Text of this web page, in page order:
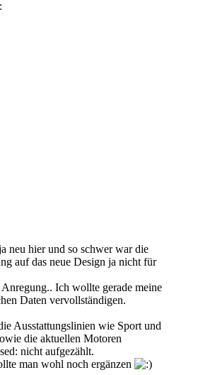
neu hier und so schwer war die
auf das neue Design ja nicht für
Ich wollte gerade meine
Daten vervollständigen.
Ausstattungslinien wie Sport und
die aktuellen Motoren
nicht aufgezählt.
man wohl noch ergänzen